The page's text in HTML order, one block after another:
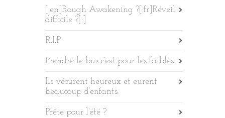
[:en]Rough Awakening ?[:fr]Réveil
difficile ?[:]
R.I.P
Prendre le bus c’est pour les faibles
Ils vécurent heureux et eurent
beaucoup d’enfants
Prête pour l’été ?